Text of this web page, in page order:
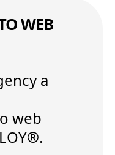
WEB
a
web